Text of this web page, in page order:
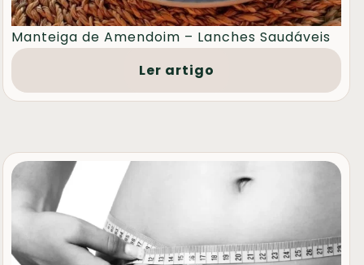
Manteiga de Amendoim – Lanches Saudáveis
Ler artigo